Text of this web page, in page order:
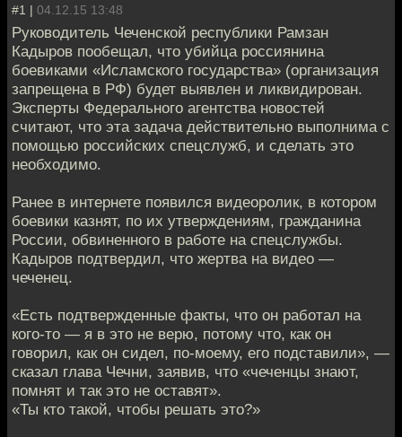
#1 | 04.12.15 13:48
Руководитель Чеченской республики Рамзан
Кадыров пообещал, что убийца россиянина
боевиками «Исламского государства» (организация
запрещена в РФ) будет выявлен и ликвидирован.
Эксперты Федерального агентства новостей
считают, что эта задача действительно выполнима с
помощью российских спецслужб, и сделать это
необходимо.
Ранее в интернете появился видеоролик, в котором
боевики казнят, по их утверждениям, гражданина
России, обвиненного в работе на спецслужбы.
Кадыров подтвердил, что жертва на видео —
чеченец.
«Есть подтвержденные факты, что он работал на
кого-то — я в это не верю, потому что, как он
говорил, как он сидел, по-моему, его подставили», —
сказал глава Чечни, заявив, что «чеченцы знают,
помнят и так это не оставят».
«Ты кто такой, чтобы решать это?»